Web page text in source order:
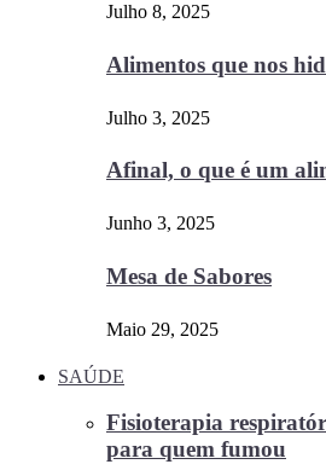
Julho 8, 2025
Alimentos que nos
Julho 3, 2025
Afinal, o que é um
Junho 3, 2025
Mesa de Sabores
Maio 29, 2025
SAÚDE
Fisioterapia
para quem fumou